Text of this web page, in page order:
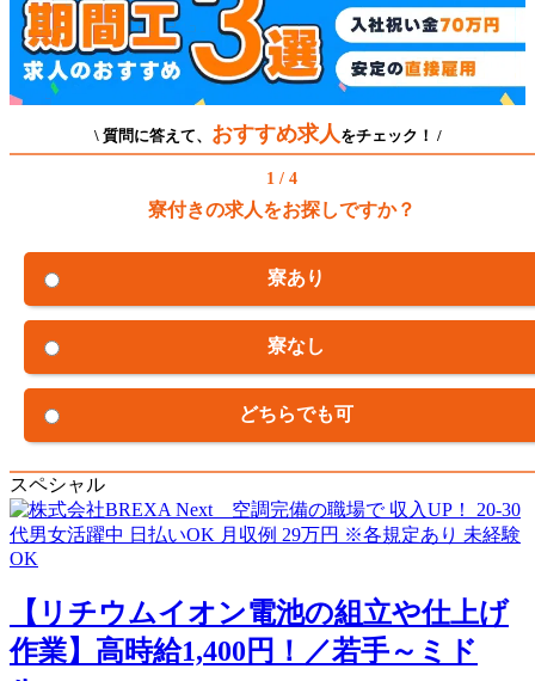
\ 質問に答えて、 おすすめ求人 をチェック！ /
1 / 4
寮付きの求人をお探しですか？
寮あり
寮なし
どちらでも可
スペシャル
【リチウムイオン電池の組立や仕上げ
作業】高時給1,400円！／若手～ミド